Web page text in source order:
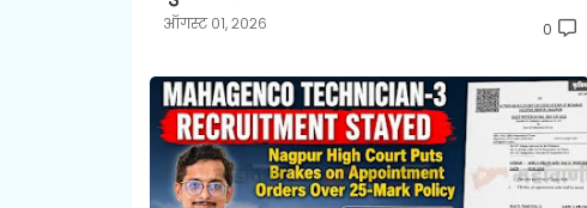
ऑगस्ट ०१, २०२६ 0